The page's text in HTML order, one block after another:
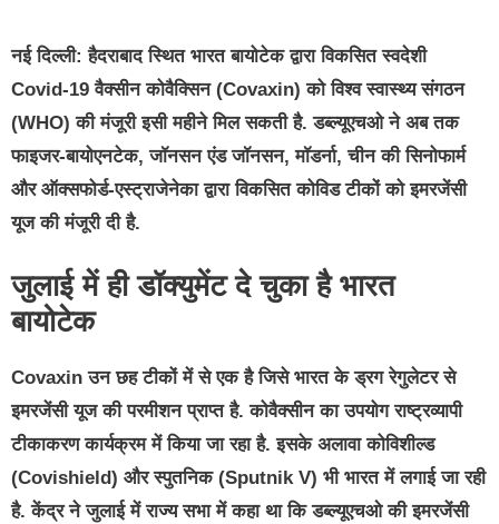
नई दिल्ली: हैदराबाद स्थित भारत बायोटेक द्वारा विकसित स्वदेशी
Covid-19 वैक्सीन कोवैक्सिन (Covaxin) को विश्व स्वास्थ्य संगठन
(WHO) की मंजूरी इसी महीने मिल सकती है. डब्ल्यूएचओ ने अब तक
फाइजर-बायोएनटेक, जॉनसन एंड जॉनसन, मॉडर्ना, चीन की सिनोफार्म
और ऑक्सफोर्ड-एस्ट्राजेनेका द्वारा विकसित कोविड टीकों को इमरजेंसी
यूज की मंजूरी दी है.
जुलाई में ही डॉक्युमेंट दे चुका है भारत
बायोटेक
Covaxin उन छह टीकों में से एक है जिसे भारत के ड्रग रेगुलेटर से
इमरजेंसी यूज की परमीशन प्राप्त है. कोवैक्सीन का उपयोग राष्ट्रव्यापी
टीकाकरण कार्यक्रम में किया जा रहा है. इसके अलावा कोविशील्ड
(Covishield) और स्पुतनिक (Sputnik V) भी भारत में लगाई जा रही
है. केंद्र ने जुलाई में राज्य सभा में कहा था कि डब्ल्यूएचओ की इमरजेंसी